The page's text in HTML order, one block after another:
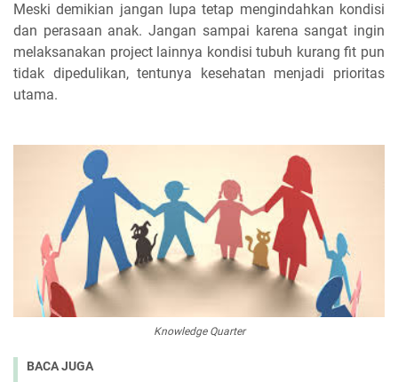
Meski demikian jangan lupa tetap mengindahkan kondisi
dan perasaan anak. Jangan sampai karena sangat ingin
melaksanakan project lainnya kondisi tubuh kurang fit pun
tidak dipedulikan, tentunya kesehatan menjadi prioritas
utama.
Knowledge Quarter
BACA JUGA